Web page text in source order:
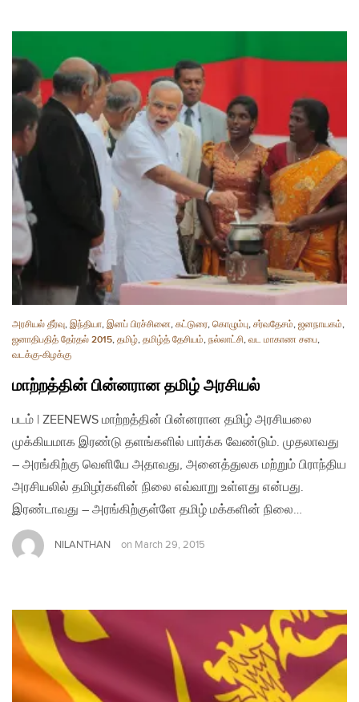
அரசியல் தீர்வு, இந்தியா, இனப் பிரச்சினை, கட்டுரை, கொழும்பு, சர்வதேசம், ஜனநாயகம்,
ஜனாதிபதித் தேர்தல் 2015, தமிழ், தமிழ்த் தேசியம், நல்லாட்சி, வட மாகாண சபை,
வடக்கு-கிழக்கு
மாற்றத்தின் பின்னரான தமிழ் அரசியல்
படம் | ZEENEWS மாற்றத்தின் பின்னரான தமிழ் அரசியலை
முக்கியமாக இரண்டு தளங்களில் பார்க்க வேண்டும். முதலாவது
– அரங்கிற்கு வெளியே அதாவது, அனைத்துலக மற்றும் பிராந்திய
அரசியலில் தமிழர்களின் நிலை எவ்வாறு உள்ளது என்பது.
இரண்டாவது – அரங்கிற்குள்ளே தமிழ் மக்களின் நிலை…
NILANTHAN on March 29, 2015